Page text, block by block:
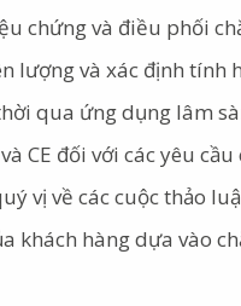
chứng và điều phối
lượng và xác định tính
qua ứng dụng lâm
CE đối với các yêu
vị về các cuộc thảo
khách hàng dựa vào